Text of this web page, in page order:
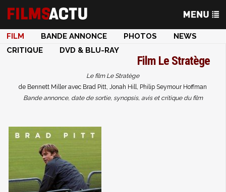
FILM BANDE ANNONCE PHOTOS
NEWS
CRITIQUE
DVD & BLU-RAY
Film Le Stratège
Le film Le Stratège
de Bennett Miller avec Brad Pitt, Jonah Hill, Philip Seymour Hoffman
Bande annonce, date de sortie, synopsis, avis et critique du film